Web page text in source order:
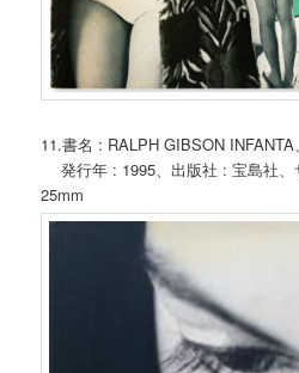
11.書名 : RALPH GIBSON
発行年 : 1995、出版社 : 宝島社、
25mm